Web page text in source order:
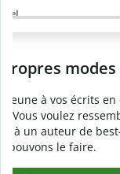
Vérifiez que
logiciel anti-
secondes et